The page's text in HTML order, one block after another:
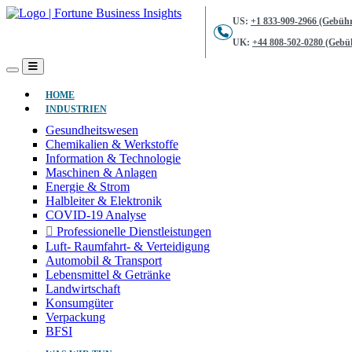
US: +1 833-909-2966
UK: +44 808-502-0280
HOME(AKTUELL)
INDUSTRIEN
Gesundheitswesen
Chemikalien & Werkstoffe
Information & Technologie
Maschinen & Anlagen
Energie & Strom
Halbleiter & Elektronik
COVID-19 Analyse
Professionelle Dienstleistungen
Luft- Raumfahrt- & Verteidigung
Automobil & Transport
Lebensmittel & Getränke
Landwirtschaft
Konsumgüter
Verpackung
BFSI